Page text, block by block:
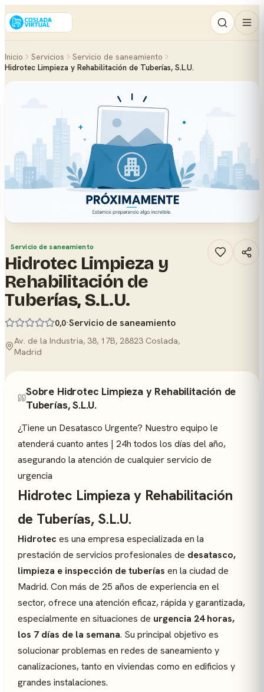
Inicio Servicios
Servicio de saneamiento
Hidrotec Limpieza y Rehabilitación de Tuberías, S.L.U.
Servicio de saneamiento
Hidrotec Limpieza y
Rehabilitación de
Tuberías, S.L.U.
0,0·Servicio de saneamiento
Av. de la Industria, 38, 17B, 28823 Coslada,
Madrid
Sobre Hidrotec Limpieza y Rehabilitación de
Tuberías, S.L.U.
¿Tiene un Desatasco Urgente? Nuestro equipo le
atenderá cuanto antes | 24h todos los días del año,
asegurando la atención de cualquier servicio de
urgencia
Hidrotec Limpieza y Rehabilitación
de Tuberías, S.L.U.
Hidrotec es una empresa especializada en la
prestación de servicios profesionales de desatasco,
limpieza e inspección de tuberías en la ciudad de
Madrid. Con más de 25 años de experiencia en el
sector, ofrece una atención eficaz, rápida y garantizada,
especialmente en situaciones de urgencia 24 horas,
los 7 días de la semana. Su principal objetivo es
solucionar problemas en redes de saneamiento y
canalizaciones, tanto en viviendas como en edificios y
grandes instalaciones.